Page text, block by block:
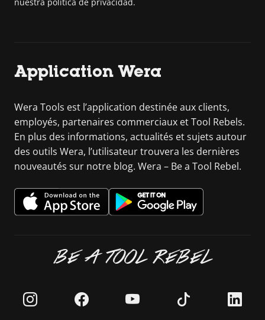
Application Wera
Wera Tools est l’application destinée aux clients,
employés, partenaires commerciaux et Tool Rebels.
En plus des informations, actualités et sujets autour
des outils Wera, l’utilisateur trouvera les dernières
nouveautés sur notre blog. Wera – Be a Tool Rebel.
BE A TOOL REBEL